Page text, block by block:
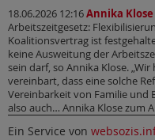
18.06.2026 12:16Annika
Arbeitszeitgesetz:
Koalitionsvertrag ist
keine Ausweitung der
sein darf, so Annika Klose.
vereinbart, dass eine solche
Vereinbarkeit von Familie und
also auch… Annika Klose zum
Ein Service von